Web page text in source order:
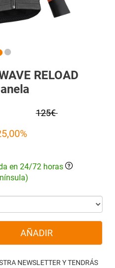
RELOAD
125€
en 24/72 horas
AÑADIR
NEWSLETTER Y TENDRÁS